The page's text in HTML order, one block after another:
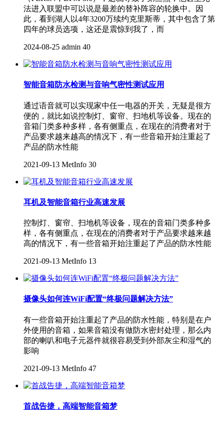
法进入联盟中可以说是最差的替补阵容的轮换中。因
此，看到湖人以4年3200万续约克里斯蒂，其中包含了第
四年的球员选项，这还是震惊到我了，而
2024-08-25 admin 40
智能音箱防水检测与音响气密性测试应用
通过语音就可以实现家中任一电器的开关，无疑是很方
便的，就比如说控制灯、窗帘、扫地机等设备。现在的
音箱门类多种多样，各有侧重点，在现在的消费者对于
产品要求越来越高的情况下，有一些音箱开始注重起了
产品的防水性能
2021-09-13 MetInfo 30
耳机及智能音箱行业高速发展
控制灯、窗帘、扫地机等设备，现在的音箱门类多种多
样，各有侧重点，在现在的消费者对于产品要求越来越
高的情况下，有一些音箱开始注重起了产品的防水性能
2021-09-13 MetInfo 13
摄像头如何连WiFi配置“终极问题解决方法”
有一些音箱开始注重起了产品的防水性能，特别是在户
外使用的音箱，如果音箱没有做防水密封处理，那么内
部的喇叭和电子元器件就很容易受到外部灰尘和湿气的
影响
2021-09-13 MetInfo 47
首战告捷，高端智能音箱梦